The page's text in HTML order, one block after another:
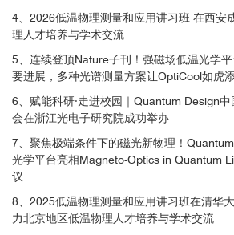
3
工作中对扭曲CrI3的
基于OptiCool系统的低温磁光测量系统。
参考文献：Song et al., Science 374,
November 2021
https://qd-china.com/zh/news/detail/
4、2026低温物理测量和应用讲习班 在西安
理人才培养与学术交流
5、连续登顶Nature子刊！强磁场低温光学
要进展，多种光谱测量方案让OptiCool如虎
6、赋能科研·走进校园｜Quantum Design
会在浙江光电子研究院成功举办
7、聚焦极端条件下的磁光新物理！
光学平台亮相Magneto-Optics in Quantum
议
8、2025低温物理测量和应用讲习班在清华
力北京地区低温物理人才培养与学术交流